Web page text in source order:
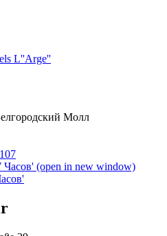
L''Arge''
Молл
Часов' (open in new window)